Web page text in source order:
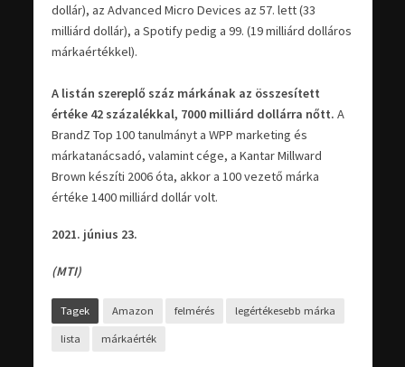
dollár), az Advanced Micro Devices az 57. lett (33
milliárd dollár), a Spotify pedig a 99. (19 milliárd dolláros
márkaértékkel).
A listán szereplő száz márkának az összesített
értéke 42 százalékkal, 7000 milliárd dollárra nőtt. A
BrandZ Top 100 tanulmányt a WPP marketing és
márkatanácsadó, valamint cége, a Kantar Millward
Brown készíti 2006 óta, akkor a 100 vezető márka
értéke 1400 milliárd dollár volt.
2021. június 23.
(MTI)
Tagek Amazon felmérés legértékesebb márka
lista márkaérték